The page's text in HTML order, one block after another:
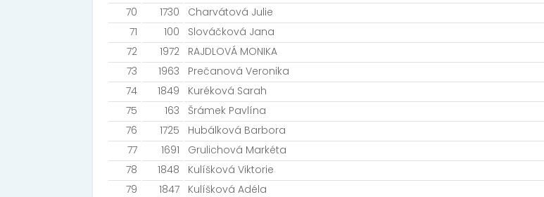
70
1730 Charvátová Julie
71
100 Slováčková Jana
72
1972 RAJDLOVÁ MONIKA
73
1963 Prečanová Veronika
74
1849 Kuréková Sarah
75
163 Šrámek Pavlína
76
1725 Hubálková Barbora
77
1691 Grulichová Markéta
78
1848 Kulíšková Viktorie
79
1847 Kulíšková Adéla